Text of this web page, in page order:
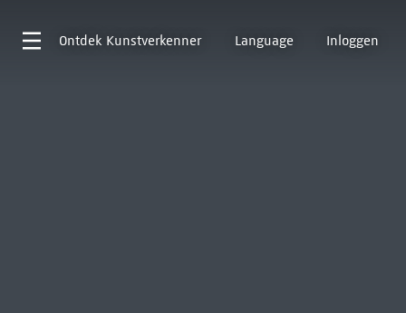
Ontdek Kunstverkenner Language Inloggen